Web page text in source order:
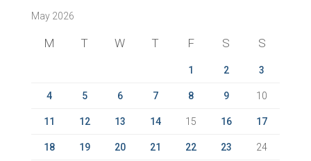
h
May 2026
M T W T F S S
1 2 3
4 5 6 7 8 9 10
11 12 13 14 15 16 17
18 19 20 21 22 23 24